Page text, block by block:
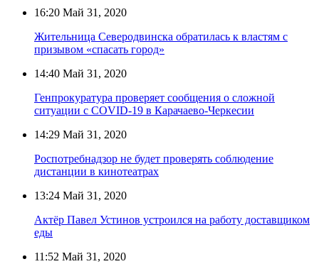
16:20 Май 31, 2020
Жительница Северодвинска обратилась к властям с
призывом «спасать город»
14:40 Май 31, 2020
Генпрокуратура проверяет сообщения о сложной
ситуации с COVID-19 в Карачаево-Черкесии
14:29 Май 31, 2020
Роспотребнадзор не будет проверять соблюдение
дистанции в кинотеатрах
13:24 Май 31, 2020
Актёр Павел Устинов устроился на работу доставщиком
еды
11:52 Май 31, 2020